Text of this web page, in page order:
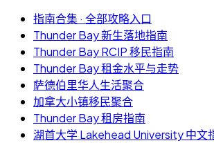
指南合集 · 全部攻略入口
Thunder Bay 新生落地指南
Thunder Bay RCIP 移民指南
Thunder Bay 租金水平与走势
萨德伯里华人生活聚合
加拿大小镇移民聚合
Thunder Bay 租房指南
湖首大学 Lakehead University 中文